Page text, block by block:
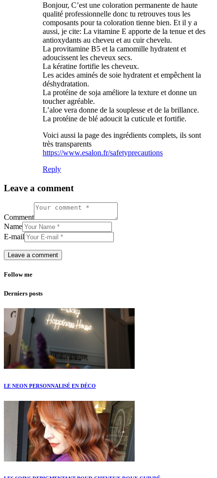
Bonjour, C’est une coloration permanente de haute
qualité professionnelle donc tu retrouves tous les
composants pour ta coloration tienne bien. Et il y a
aussi, je cite: La vitamine E apporte de la tenue et des
antioxydants au cheveu et au cuir chevelu.
La provitamine B5 et la camomille hydratent et
adoucissent les cheveux secs.
La kératine fortifie les cheveux.
Les acides aminés de soie hydratent et empêchent la
déshydratation.
La protéine de soja améliore la texture et donne un
toucher agréable.
L’aloe vera donne de la souplesse et de la brillance.
La protéine de blé adoucit la cuticule et fortifie.
Voici aussi la page des ingrédients complets, ils sont
très transparents
https://www.esalon.fr/safetyprecautions
Reply
Leave a comment
Comment
Name
E-mail
Follow me
Derniers posts
LE NEON PERSONNALISÉ EN DÉCO